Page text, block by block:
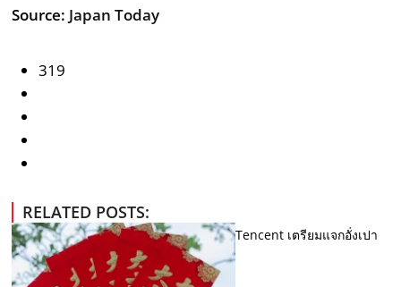
Source: Japan Today
319
RELATED POSTS:
Tencent เตรียมแจกอั่งเปา